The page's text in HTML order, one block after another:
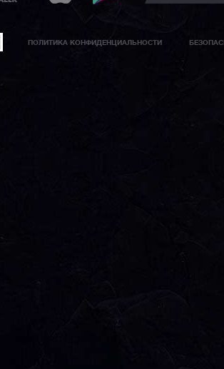
ПОЛИТИКА КОНФИДЕНЦИАЛЬНОСТИ